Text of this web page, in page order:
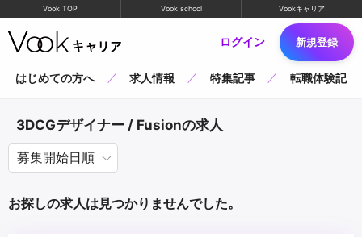
Vook TOP Vook school Vookキャリア
ログイン 新規登録
はじめての方へ 求人情報 特集記事 転職体験記
3DCGデザイナー / Fusionの求人
お探しの求人は見つかりませんでした。